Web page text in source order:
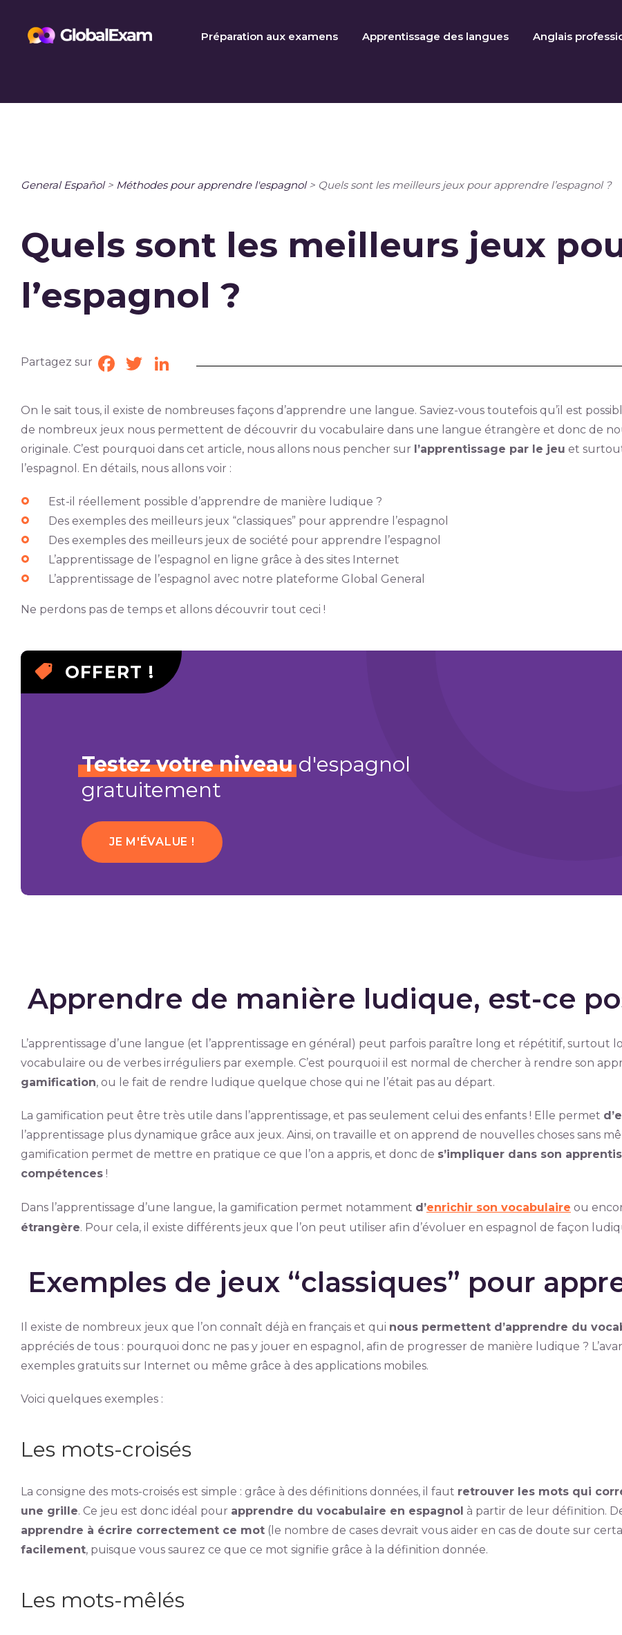
Préparation aux examens Apprentissage des langues Anglais
General Español> Méthodes pour apprendre l'espagnol> Quels sont les meilleurs jeux pour apprendre l’espagnol ?
Quels sont les meilleurs jeux
l’espagnol ?
Partagez sur Facebook
TwitterLinkedIn
On le sait tous, il existe de nombreuses façons d’apprendre une langue. Saviez-vous toutefois qu’il est
de nombreux jeux nous permettent de découvrir du vocabulaire dans une langue étrangère et donc de
originale. C’est pourquoi dans cet article, nous allons nous pencher sur l’apprentissage par le jeu et
l’espagnol. En détails, nous allons voir :
Est-il réellement possible d’apprendre de manière ludique ?
Des exemples des meilleurs jeux “classiques” pour apprendre l’espagnol
Des exemples des meilleurs jeux de société pour apprendre l’espagnol
L’apprentissage de l’espagnol en ligne grâce à des sites Internet
L’apprentissage de l’espagnol avec notre plateforme Global General
Ne perdons pas de temps et allons découvrir tout ceci !
OFFERT !
Testez votre niveaud'espagnol
gratuitement
JE M'ÉVALUE !
Apprendre de manière ludique, est-ce
L’apprentissage d’une langue (et l’apprentissage en général) peut parfois paraître long et répétitif, surtout
vocabulaire ou de verbes irréguliers par exemple. C’est pourquoi il est normal de chercher à rendre son
gamification, ou le fait de rendre ludique quelque chose qui ne l’était pas au départ.
La gamification peut être très utile dans l’apprentissage, et pas seulement celui des enfants ! Elle permet
l’apprentissage plus dynamique grâce aux jeux. Ainsi, on travaille et on apprend de nouvelles choses sans
gamification permet de mettre en pratique ce que l’on a appris, et donc de s’impliquer dans son
compétences!
Dans l’apprentissage d’une langue, la gamification permet notamment d’enrichir son vocabulaire ou
étrangère. Pour cela, il existe différents jeux que l’on peut utiliser afin d’évoluer en espagnol de façon
Exemples de jeux “classiques” pour
Il existe de nombreux jeux que l’on connaît déjà en français et qui nous permettent d’apprendre du
appréciés de tous : pourquoi donc ne pas y jouer en espagnol, afin de progresser de manière ludique ?
exemples gratuits sur Internet ou même grâce à des applications mobiles.
Voici quelques exemples :
Les mots-croisés
La consigne des mots-croisés est simple : grâce à des définitions données, il faut retrouver les mots qui
une grille. Ce jeu est donc idéal pour apprendre du vocabulaire en espagnol à partir de leur définition.
apprendre à écrire correctement ce mot(le nombre de cases devrait vous aider en cas de doute sur
facilement, puisque vous saurez ce que ce mot signifie grâce à la définition donnée.
Les mots-mêlés